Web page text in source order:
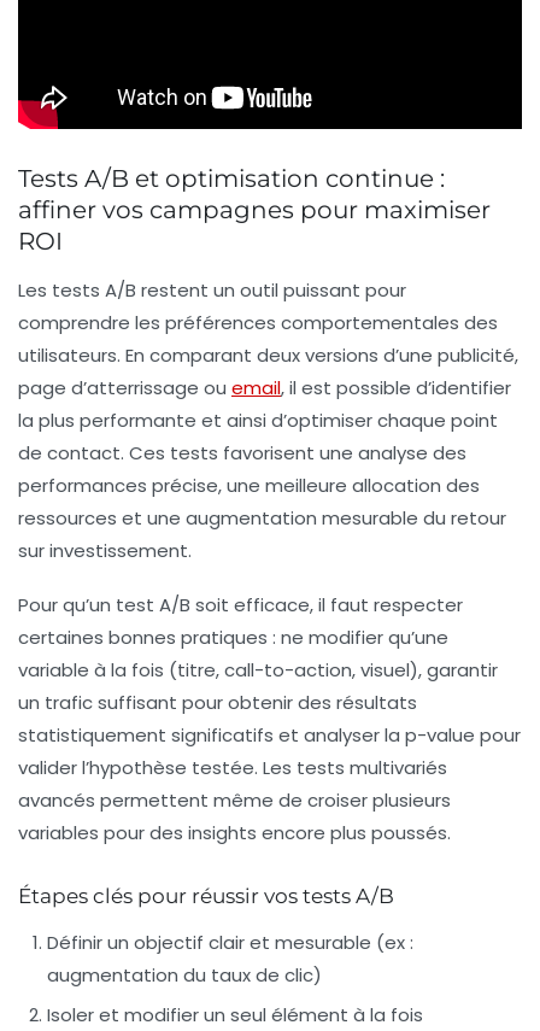
Tests A/B et optimisation continue :
affiner vos campagnes pour maximiser
ROI
Les tests A/B restent un outil puissant pour
comprendre les préférences comportementales des
utilisateurs. En comparant deux versions d’une publicité,
page d’atterrissage ou email, il est possible d’identifier
la plus performante et ainsi d’optimiser chaque point
de contact. Ces tests favorisent une analyse des
performances précise, une meilleure allocation des
ressources et une augmentation mesurable du retour
sur investissement.
Pour qu’un test A/B soit efficace, il faut respecter
certaines bonnes pratiques : ne modifier qu’une
variable à la fois (titre, call-to-action, visuel), garantir
un trafic suffisant pour obtenir des résultats
statistiquement significatifs et analyser la p-value pour
valider l’hypothèse testée. Les tests multivariés
avancés permettent même de croiser plusieurs
variables pour des insights encore plus poussés.
Étapes clés pour réussir vos tests A/B
Définir un objectif clair et mesurable (ex :
augmentation du taux de clic)
Isoler et modifier un seul élément à la fois